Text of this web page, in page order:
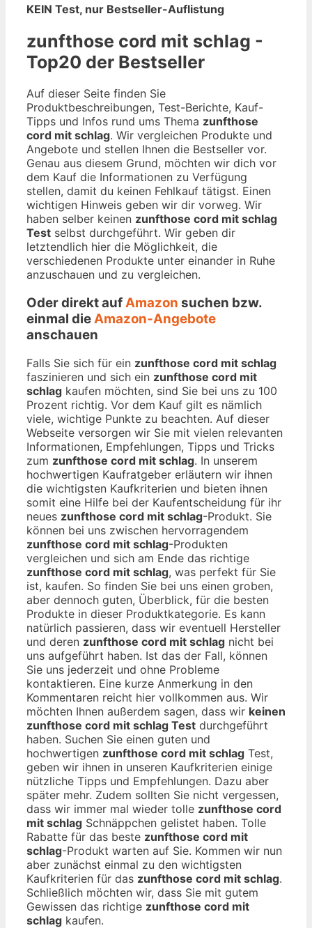
KEIN Test, nur Bestseller-Auflistung
zunfthose cord mit schlag -
Top20 der Bestseller
Auf dieser Seite finden Sie
Produktbeschreibungen, Test-Berichte, Kauf-
Tipps und Infos rund ums Thema zunfthose
cord mit schlag. Wir vergleichen Produkte und
Angebote und stellen Ihnen die Bestseller vor.
Genau aus diesem Grund, möchten wir dich vor
dem Kauf die Informationen zu Verfügung
stellen, damit du keinen Fehlkauf tätigst. Einen
wichtigen Hinweis geben wir dir vorweg. Wir
haben selber keinen zunfthose cord mit schlag
Test selbst durchgeführt. Wir geben dir
letztendlich hier die Möglichkeit, die
verschiedenen Produkte unter einander in Ruhe
anzuschauen und zu vergleichen.
Oder direkt aufAmazon suchen bzw.
einmal dieAmazon-Angebote
anschauen
Falls Sie sich für ein zunfthose cord mit schlag
faszinieren und sich ein zunfthose cord mit
schlag kaufen möchten, sind Sie bei uns zu 100
Prozent richtig. Vor dem Kauf gilt es nämlich
viele, wichtige Punkte zu beachten. Auf dieser
Webseite versorgen wir Sie mit vielen relevanten
Informationen, Empfehlungen, Tipps und Tricks
zum zunfthose cord mit schlag. In unserem
hochwertigen Kaufratgeber erläutern wir ihnen
die wichtigsten Kaufkriterien und bieten ihnen
somit eine Hilfe bei der Kaufentscheidung für ihr
neues zunfthose cord mit schlag-Produkt. Sie
können bei uns zwischen hervorragendem
zunfthose cord mit schlag-Produkten
vergleichen und sich am Ende das richtige
zunfthose cord mit schlag, was perfekt für Sie
ist, kaufen. So finden Sie bei uns einen groben,
aber dennoch guten, Überblick, für die besten
Produkte in dieser Produktkategorie. Es kann
natürlich passieren, dass wir eventuell Hersteller
und deren zunfthose cord mit schlag nicht bei
uns aufgeführt haben. Ist das der Fall, können
Sie uns jederzeit und ohne Probleme
kontaktieren. Eine kurze Anmerkung in den
Kommentaren reicht hier vollkommen aus. Wir
möchten Ihnen außerdem sagen, dass wir keinen
zunfthose cord mit schlag Test durchgeführt
haben. Suchen Sie einen guten und
hochwertigen zunfthose cord mit schlag Test,
geben wir ihnen in unseren Kaufkriterien einige
nützliche Tipps und Empfehlungen. Dazu aber
später mehr. Zudem sollten Sie nicht vergessen,
dass wir immer mal wieder tolle zunfthose cord
mit schlag Schnäppchen gelistet haben. Tolle
Rabatte für das beste zunfthose cord mit
schlag-Produkt warten auf Sie. Kommen wir nun
aber zunächst einmal zu den wichtigsten
Kaufkriterien für das zunfthose cord mit schlag.
Schließlich möchten wir, dass Sie mit gutem
Gewissen das richtige zunfthose cord mit
schlag kaufen.